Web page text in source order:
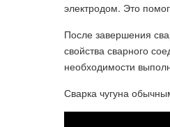
электродом. Это
После завершения
свойства сварного
необходимости
Сварка чугуна